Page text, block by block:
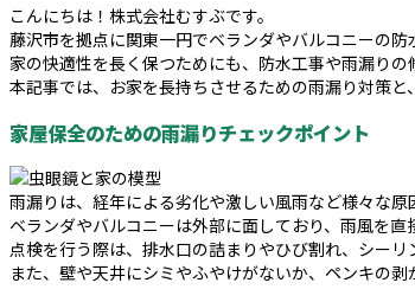
こんにちは！株式会社むすぶです。
藤沢市を拠点に関東一円でベランダやバルコニーの防
家の快適性を長く保つためにも、防水工事や雨漏りの
本記事では、お家を長持ちさせるための雨漏り対策と
家屋保全のための雨漏りチェックポイント
雨漏りは、経年による劣化や激しい風雨など様々な原
ベランダやバルコニーは外部に面しており、雨風を直
点検を行う際は、排水口の詰まりやひび割れ、シー
また、壁や天井にシミやふやけがないか、ペンキの